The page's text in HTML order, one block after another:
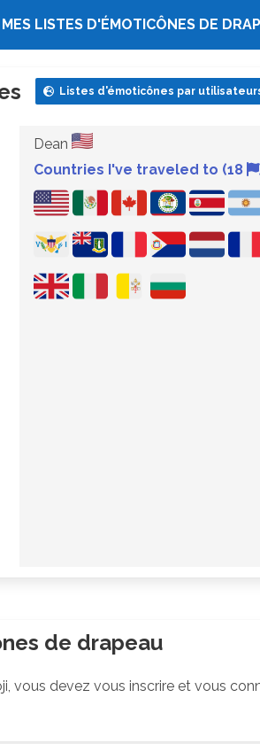
MES LISTES D'ÉMOTICÔNES DE
Listes d'émoticônes par
Dean
Countries I've traveled to (18
de drapeau
vous devez vous inscrire et vous